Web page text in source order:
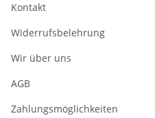
Kontakt
Widerrufsbelehrung
Wir über uns
AGB
Zahlungsmöglichkeiten